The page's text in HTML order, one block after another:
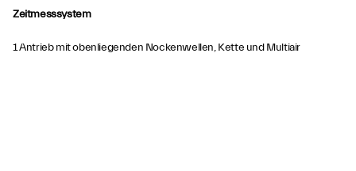
Zeitmesssystem
1 Antrieb mit obenliegenden Nockenwellen, Kette und Multiair